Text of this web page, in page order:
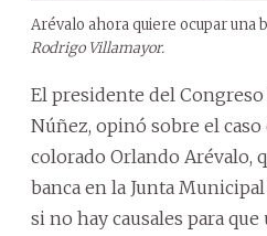
Arévalo ahora quiere ocupar una
Rodrigo Villamayor.
El presidente del
Núñez, opinó sobre el
colorado Orlando Arévalo,
banca en la Junta
si no hay causales para